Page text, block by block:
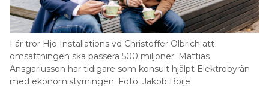
Information om GDPR
Search for:
I år tror Hjo Installations vd Christoffer Olbrich att
omsättningen ska passera 500 miljoner. Mattias
Ansgariusson har tidigare som konsult hjälpt ­Elektrobyrån
med ekonomistyrningen. Foto: Jakob Boije